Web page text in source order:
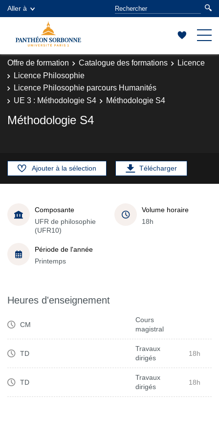
Aller à
Offre de formation Catalogue des formations
Licence
Licence Philosophie
Licence Philosophie parcours Humanités
UE 3 : Méthodologie S4
Méthodologie S4
Méthodologie S4
Ajouter à la sélection Télécharger
Composante
UFR de philosophie
(UFR10)
Volume horaire
18h
Période de l'année
Printemps
Heures d'enseignement
CM
Cours
magistral
TD
Travaux
dirigés
18h
TD
Travaux
dirigés
18h